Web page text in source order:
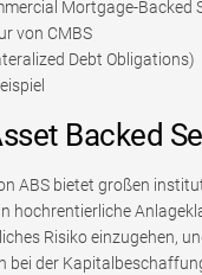
Mortgage-Backed
von CMBS
Debt Obligations)
Backed
ABS bietet großen
hochrentierliche
Risiko einzugehen,
bei der